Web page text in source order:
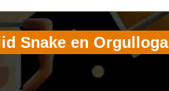
Snake en